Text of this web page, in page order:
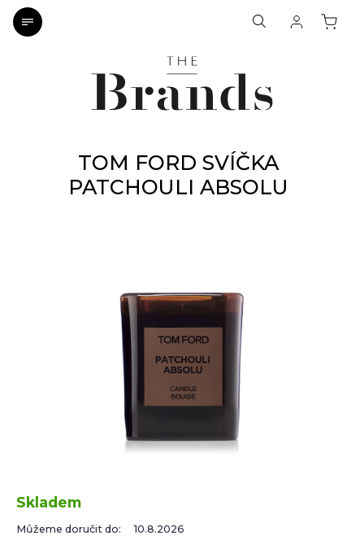
TOM FORD SVÍČKA
PATCHOULI ABSOLU
Skladem
Můžeme doručit do: 10.8.2026